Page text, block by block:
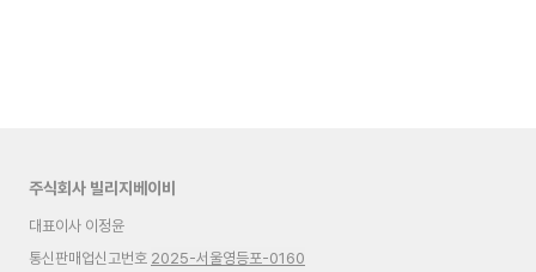
주식회사 빌리지베이비
대표이사 이정윤
통신판매업신고번호 2025-서울영등포-0160